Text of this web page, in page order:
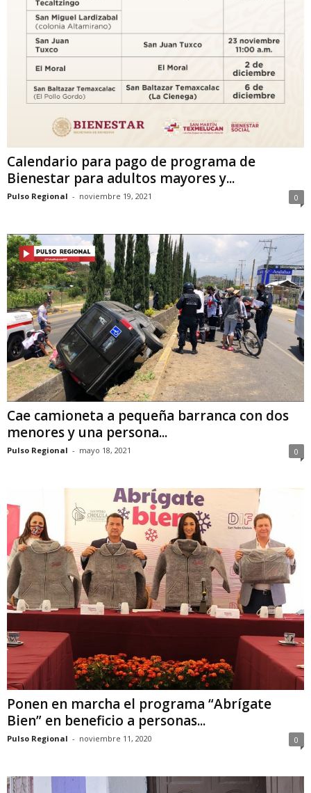
Calendario para pago de programa de
Bienestar para adultos mayores y...
Pulso Regional - noviembre 19, 2021 0
Cae camioneta a pequeña barranca con dos
menores y una persona...
Pulso Regional - mayo 18, 2021 0
Ponen en marcha el programa “Abrígate
Bien” en beneficio a personas...
Pulso Regional - noviembre 11, 2020 0